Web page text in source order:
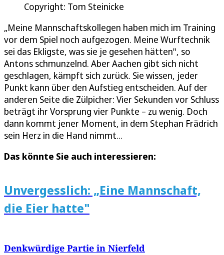
Copyright: Tom Steinicke
„Meine Mannschaftskollegen haben mich im Training
vor dem Spiel noch aufgezogen. Meine Wurftechnik
sei das Ekligste, was sie je gesehen hätten", so
Antons schmunzelnd. Aber Aachen gibt sich nicht
geschlagen, kämpft sich zurück. Sie wissen, jeder
Punkt kann über den Aufstieg entscheiden. Auf der
anderen Seite die Zülpicher: Vier Sekunden vor Schluss
beträgt ihr Vorsprung vier Punkte – zu wenig. Doch
dann kommt jener Moment, in dem Stephan Frädrich
sein Herz in die Hand nimmt...
Das könnte Sie auch interessieren:
Unvergesslich: „Eine Mannschaft,
die Eier hatte"
Denkwürdige Partie in Nierfeld